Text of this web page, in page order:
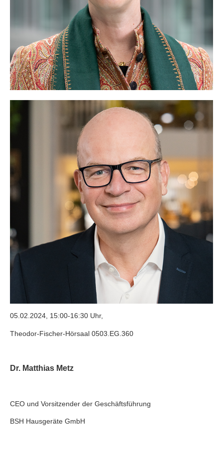
05.02.2024, 15:00-16:30 Uhr,
Theodor-Fischer-Hörsaal 0503.EG.360
Dr. Matthias Metz
CEO und Vorsitzender der Geschäftsführung
BSH Hausgeräte GmbH